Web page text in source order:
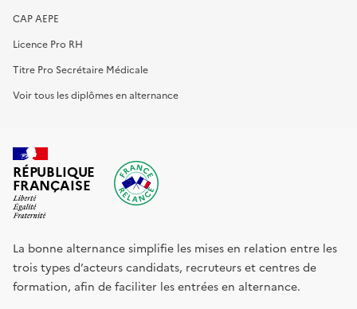
CAP AEPE
Licence Pro RH
Titre Pro Secrétaire Médicale
Voir tous les diplômes en alternance
RÉPUBLIQUE
FRANÇAISE
La bonne alternance simplifie les mises en relation entre les
trois types d’acteurs candidats, recruteurs et centres de
formation, afin de faciliter les entrées en alternance.